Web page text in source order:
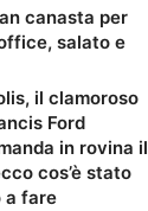
canasta per
salato e
il clamoroso
Ford
in rovina il
cos’è stato
a fare